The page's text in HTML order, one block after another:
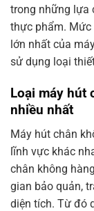
trong những lựa
thực phẩm. Mức
lớn nhất của
sử dụng loại
Loại máy hút
nhiều nhất
Máy hút chân
lĩnh vực khác
chân không
gian bảo quản,
diện tích. Từ đó